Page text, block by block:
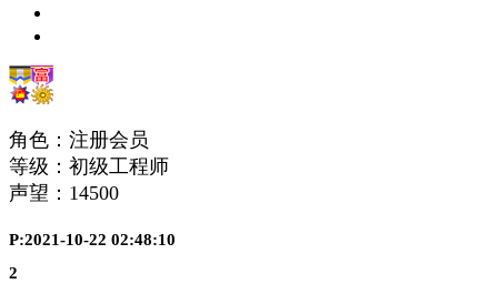
角色：注册会员
等级：初级工程师
声望： 14500
P:2021-10-22 02:48:10
2